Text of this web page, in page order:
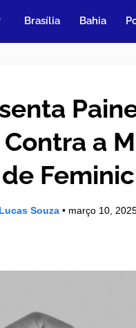
Brasília Bahia
a
Souza • março 10,